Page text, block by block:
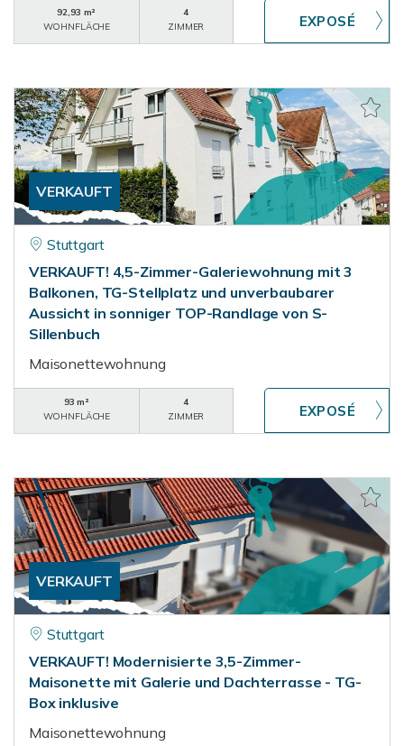
92,93 m²
WOHNFLÄCHE
4
ZIMMER
VERKAUFT
Stuttgart
VERKAUFT! 4,5-Zimmer-Galeriewohnung mit 3
Balkonen, TG-Stellplatz und unverbaubarer
Aussicht in sonniger TOP-Randlage von S-
Sillenbuch
Maisonettewohnung
93 m²
WOHNFLÄCHE
4
ZIMMER
VERKAUFT
Stuttgart
VERKAUFT! Modernisierte 3,5-Zimmer-
Maisonette mit Galerie und Dachterrasse - TG-
Box inklusive
Maisonettewohnung